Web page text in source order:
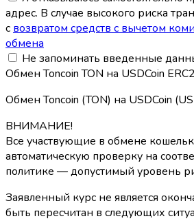
адрес. В случае высокого риска
с возвратом средств с вычетом
обмена
Не запоминать введенные
Обмен Toncoin TON на USDCoin
Обмен Toncoin (TON) на USDCoin
ВНИМАНИЕ!
Все участвующие в обмене
автоматическую проверку на
политике — допустимый уровень
Заявленный курс не является
быть пересчитан в следующих